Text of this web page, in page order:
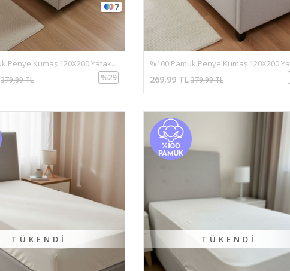
7
%100 Pamuk Penye Kumaş 120X200 Yataklar İçin Lastikli Çarşaf Turuncu
379,99 TL %29 269,99 TL379,99 TL
TÜKENDI TÜKENDI